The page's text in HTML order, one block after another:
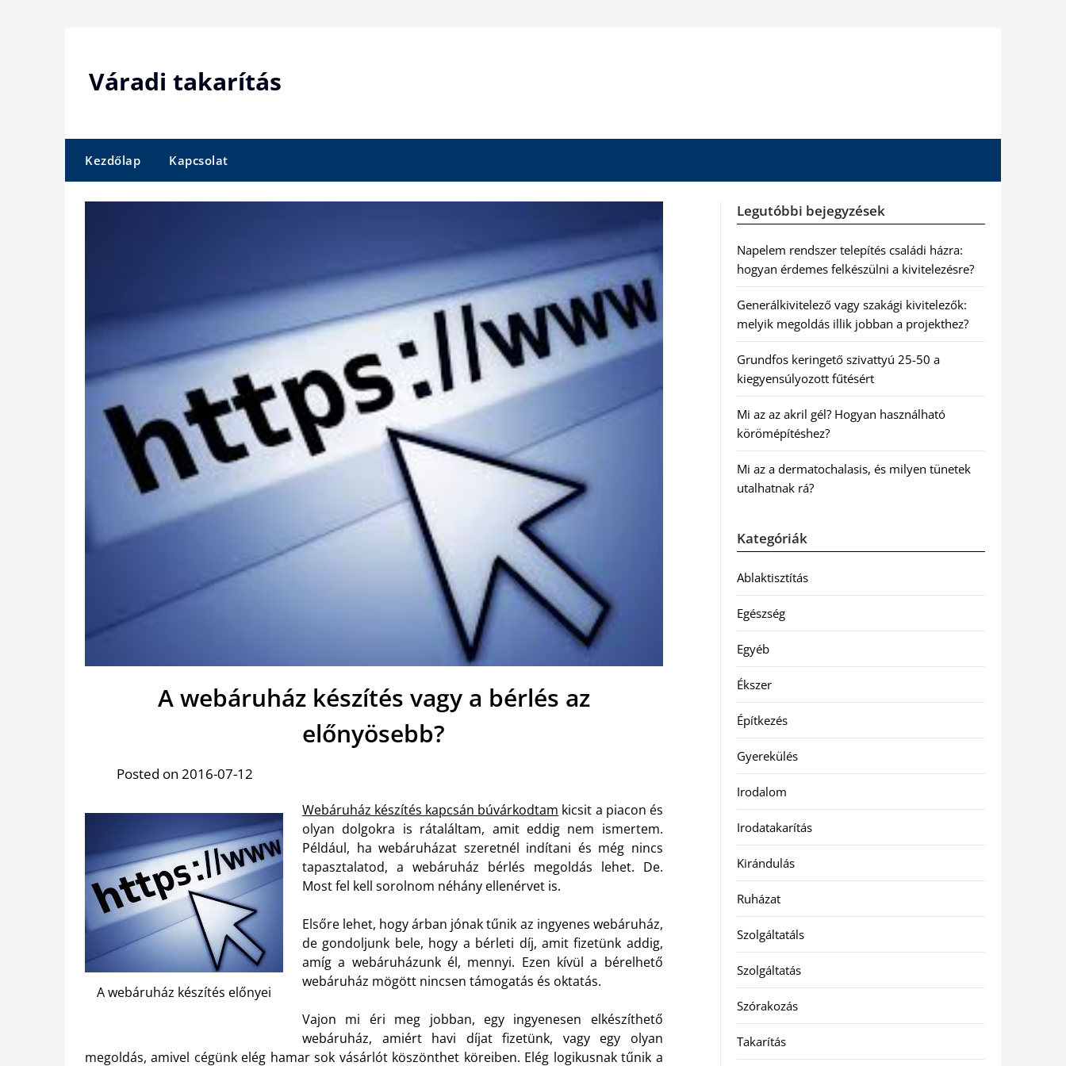
Váradi takarítás
Kezdőlap Kapcsolat
A webáruház készítés vagy a bérlés az
előnyösebb?
Posted on 2016-07-12
A webáruház készítés előnyei
Webáruház készítés kapcsán búvárkodtam kicsit a piacon és
olyan dolgokra is rátaláltam, amit eddig nem ismertem.
Például, ha webáruházat szeretnél indítani és még nincs
tapasztalatod, a webáruház bérlés megoldás lehet. De.
Most fel kell sorolnom néhány ellenérvet is.
Elsőre lehet, hogy árban jónak tűnik az ingyenes webáruház,
de gondoljunk bele, hogy a bérleti díj, amit fizetünk addig,
amíg a webáruházunk él, mennyi. Ezen kívül a bérelhető
webáruház mögött nincsen támogatás és oktatás.
Vajon mi éri meg jobban, egy ingyenesen elkészíthető
webáruház, amiért havi díjat fizetünk, vagy egy olyan
megoldás, amivel cégünk elég hamar sok vásárlót köszönthet köreiben. Elég logikusnak tűnik a
Legutóbbi bejegyzések
Napelem rendszer telepítés családi házra:
hogyan érdemes felkészülni a kivitelezésre?
Generálkivitelező vagy szakági kivitelezők:
melyik megoldás illik jobban a projekthez?
Grundfos keringető szivattyú 25-50 a
kiegyensúlyozott fűtésért
Mi az az akril gél? Hogyan használható
körömépítéshez?
Mi az a dermatochalasis, és milyen tünetek
utalhatnak rá?
Kategóriák
Ablaktisztítás
Egészség
Egyéb
Ékszer
Építkezés
Gyerekülés
Irodalom
Irodatakarítás
Kirándulás
Ruházat
Szolgáltatáls
Szolgáltatás
Szórakozás
Takarítás